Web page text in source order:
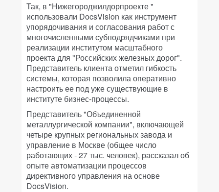
Так, в "Нижегороджилдорпроекте "
использовали DocsVision как инструмент
упорядочивания и согласования работ с
многочисленными субподрядчиками при
реализации институтом масштабного
проекта для "Российских железных дорог".
Представитель клиента отметил гибкость
системы, которая позволила оперативно
настроить ее под уже существующие в
институте бизнес-процессы.
Представитель "Объединенной
металлургической компании", включающей
четыре крупных региональных завода и
управление в Москве (общее число
работающих - 27 тыс. человек), рассказал об
опыте автоматизации процессов
директивного управления на основе
DocsVision.